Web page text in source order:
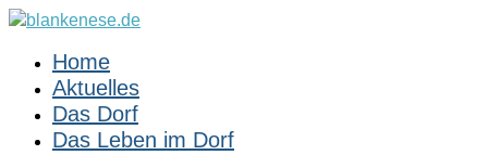
Home
Aktuelles
Das Dorf
Das Leben im Dorf